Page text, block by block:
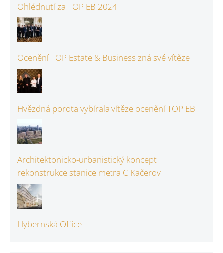
Ohlédnutí za TOP EB 2024
Ocenění TOP Estate & Business zná své vítěze
Hvězdná porota vybírala vítěze ocenění TOP EB
Architektonicko-urbanistický koncept
rekonstrukce stanice metra C Kačerov
Hybernská Office